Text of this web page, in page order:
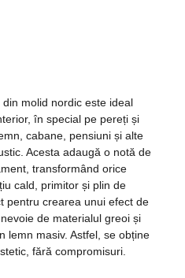
molid nordic este ideal
în special pe pereți și
cabane, pensiuni și alte
Acesta adaugă o notă de
transformând orice
cald, primitor și plin de
pentru crearea unui efect de
de materialul greoi și
lemn masiv. Astfel, se obține
fără compromisuri.